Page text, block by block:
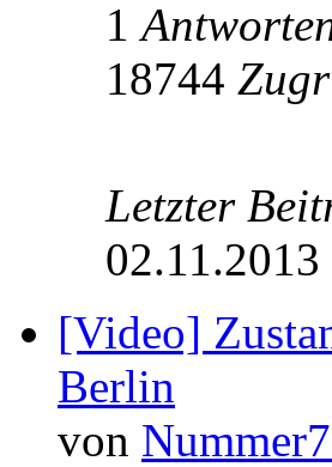
1
18744
Letzter
[Video]
Berlin
von